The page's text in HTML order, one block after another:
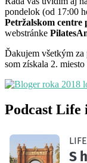
pondelok (od 17:00
Petržalskom centre
webstránke
Ďakujem všetkým
som získala 2.
Podcast Life